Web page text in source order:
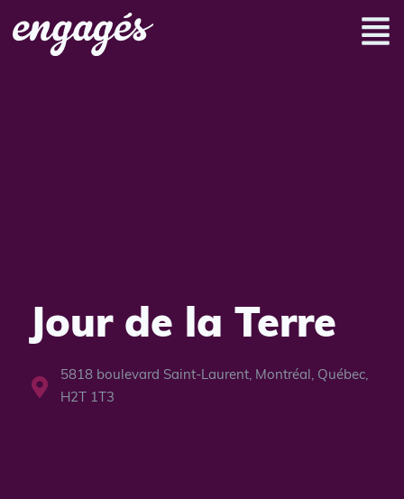
Jour de la Terre
5818 boulevard Saint-Laurent, Montréal, Québec,
H2T 1T3